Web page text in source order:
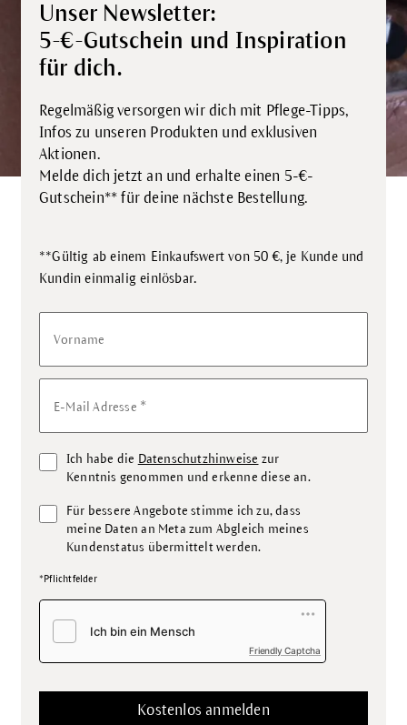
Unser Newsletter:
5-€-Gutschein und Inspiration
für dich.
Regelmäßig versorgen wir dich mit Pflege-Tipps,
Infos zu unseren Produkten und exklusiven
Aktionen.
Melde dich jetzt an und erhalte einen 5-€-
Gutschein** für deine nächste Bestellung.
**Gültig ab einem Einkaufswert von 50 €, je Kunde und
Kundin einmalig einlösbar.
Vorname
E-Mail Adresse *
Ich habe die Datenschutzhinweise zur
Kenntnis genommen und erkenne diese an.
Für bessere Angebote stimme ich zu, dass
meine Daten an Meta zum Abgleich meines
Kundenstatus übermittelt werden.
*Pflichtfelder
Friendly Captcha